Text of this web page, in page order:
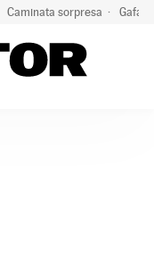
Caminata sorpresa Gafas